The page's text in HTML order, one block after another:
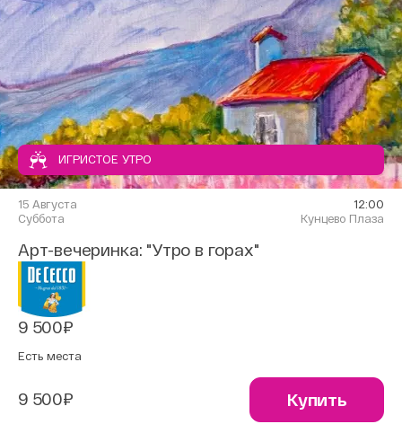
ИГРИСТОЕ УТРО
15 Августа
Суббота
12:00
Кунцево Плаза
Арт-вечеринка: "Утро в горах"
9 500₽
Есть места
9 500₽ Купить